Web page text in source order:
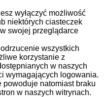
wyłączyć możliwość
niektórych ciasteczek
swojej przeglądarce
wszystkich
korzystanie z
w naszych
wymagających logowania.
powoduje natomiast braku
w naszych witrynach.